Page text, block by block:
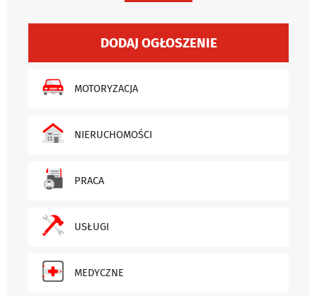
DODAJ OGŁOSZENIE
MOTORYZACJA
NIERUCHOMOŚCI
PRACA
USŁUGI
MEDYCZNE